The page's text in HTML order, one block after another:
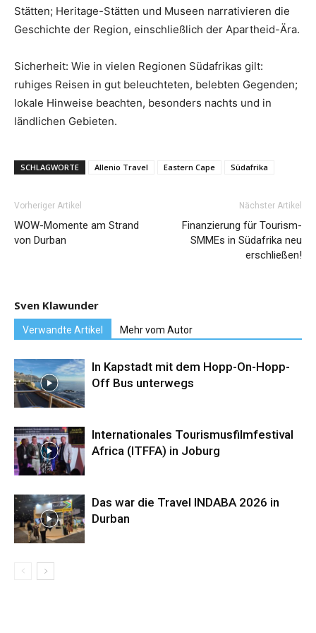
Stätten; Heritage-Stätten und Museen narrativieren die
Geschichte der Region, einschließlich der Apartheid-Ära.
Sicherheit: Wie in vielen Regionen Südafrikas gilt:
ruhiges Reisen in gut beleuchteten, belebten Gegenden;
lokale Hinweise beachten, besonders nachts und in
ländlichen Gebieten.
SCHLAGWORTE Allenio Travel Eastern Cape Südafrika
Vorheriger Artikel
WOW-Momente am Strand
von Durban
Nächster Artikel
Finanzierung für Tourism-
SMMEs in Südafrika neu
erschließen!
Sven Klawunder
Verwandte Artikel Mehr vom Autor
In Kapstadt mit dem Hopp-On-Hopp-
Off Bus unterwegs
Internationales Tourismusfilmfestival
Africa (ITFFA) in Joburg
Das war die Travel INDABA 2026 in
Durban